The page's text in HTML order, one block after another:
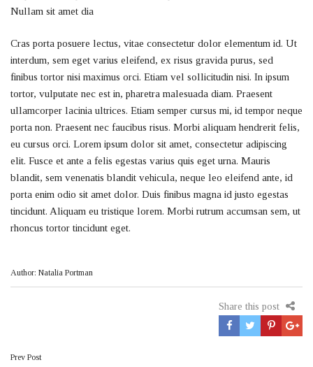
Nullam sit amet dia
Cras porta posuere lectus, vitae consectetur dolor elementum id. Ut
interdum, sem eget varius eleifend, ex risus gravida purus, sed
finibus tortor nisi maximus orci. Etiam vel sollicitudin nisi. In ipsum
tortor, vulputate nec est in, pharetra malesuada diam. Praesent
ullamcorper lacinia ultrices. Etiam semper cursus mi, id tempor neque
porta non. Praesent nec faucibus risus. Morbi aliquam hendrerit felis,
eu cursus orci. Lorem ipsum dolor sit amet, consectetur adipiscing
elit. Fusce et ante a felis egestas varius quis eget urna. Mauris
blandit, sem venenatis blandit vehicula, neque leo eleifend ante, id
porta enim odio sit amet dolor. Duis finibus magna id justo egestas
tincidunt. Aliquam eu tristique lorem. Morbi rutrum accumsan sem, ut
rhoncus tortor tincidunt eget.
Author: Natalia Portman
Share this post
Πλοήγηση
Prev Post